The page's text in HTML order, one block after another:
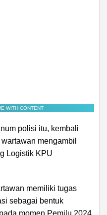
WITH CONTENT
polisi itu, kembali
mengambil
Logistik KPU
memiliki tugas
sebagai bentuk